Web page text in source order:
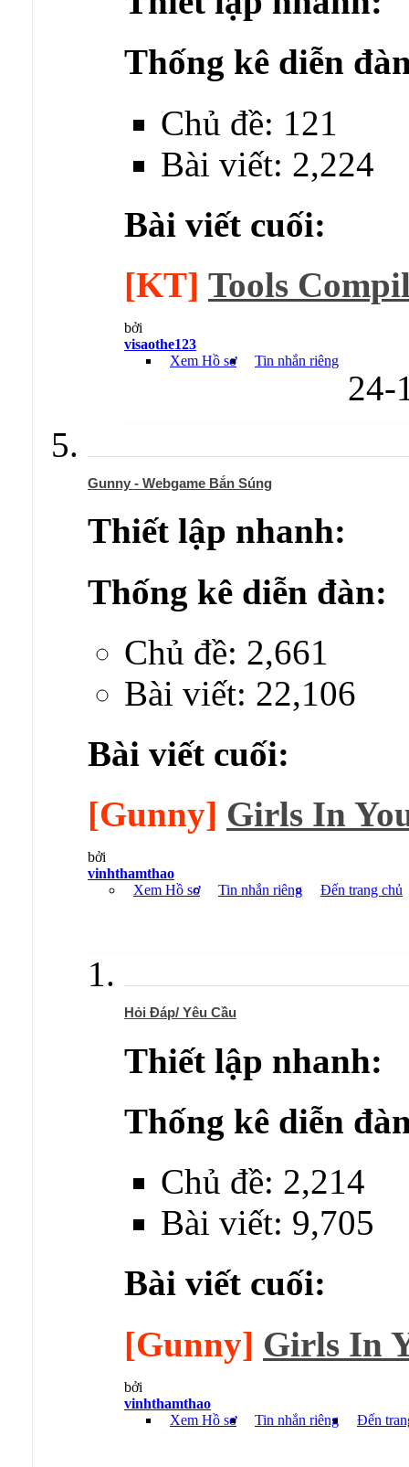
Thống kê diễn
Chủ đề: 121
Bài viết: 2,224
Bài viết cuối:
[KT] Tools
bởi
visaothe123
Xem Hồ sơ
Tin nhắn riêng
24-
Gunny - Webgame Bắn Súng
Thiết lập nhanh:
Thống kê diễn đàn:
Chủ đề: 2,661
Bài viết: 22,106
Bài viết cuối:
[Gunny] Girls In
bởi
vinhthamthao
Xem Hồ sơ
Tin nhắn riêng Đến trang chủ
Hỏi Đáp/ Yêu Cầu
Thiết lập nhanh:
Thống kê diễn
Chủ đề: 2,214
Bài viết: 9,705
Bài viết cuối:
[Gunny] Girls In
bởi
vinhthamthao
Xem Hồ sơ
Tin nhắn riêng Đến